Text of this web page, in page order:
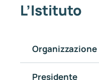
L’Istituto
Organizzazione
Presidente